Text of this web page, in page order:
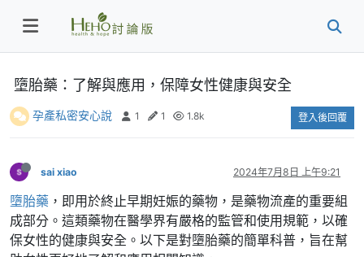
墮胎藥：了解與應用，保障女性健康與安全
孕產私密安心說 1 1 1.8k 登入後回覆
sai xiao 2024年7月8日 上午9:21
墮胎藥 ，即用於終止早期妊娠的藥物，是藥物流產的重要組
成部分。這類藥物在醫學界有嚴格的監管和使用規範，以確
保女性的健康與安全。以下是對墮胎藥的簡單科普，旨在幫